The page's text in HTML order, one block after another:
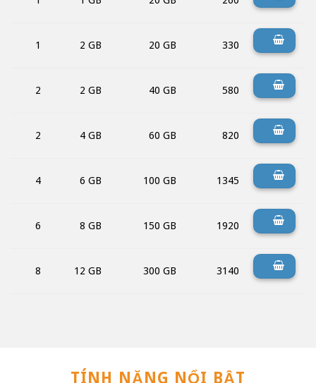
1 2 GB 20 GB 330
2 2 GB 40 GB 580
2 4 GB 60 GB 820
4 6 GB 100 GB 1345
6 8 GB 150 GB 1920
8 12 GB 300 GB 3140
TÍNH NĂNG NỔI BẬT